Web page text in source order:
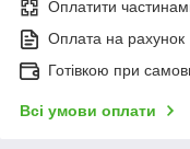
Оплатити
Оплата на рахунок
Готівкою при
Всі умови оплати